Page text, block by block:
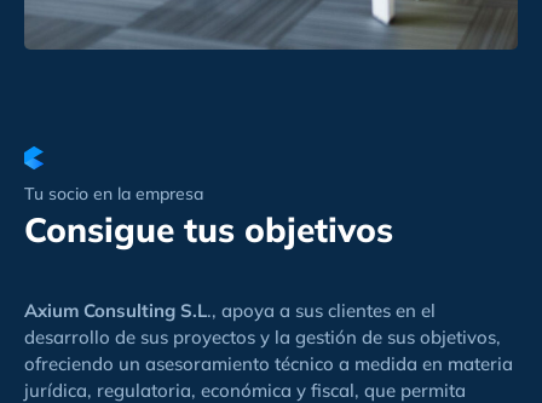
Tu socio en la empresa
Consigue tus objetivos
Axium Consulting S.L., apoya a sus clientes en el
desarrollo de sus proyectos y la gestión de sus objetivos,
ofreciendo un asesoramiento técnico a medida en materia
jurídica, regulatoria, económica y fiscal, que permita